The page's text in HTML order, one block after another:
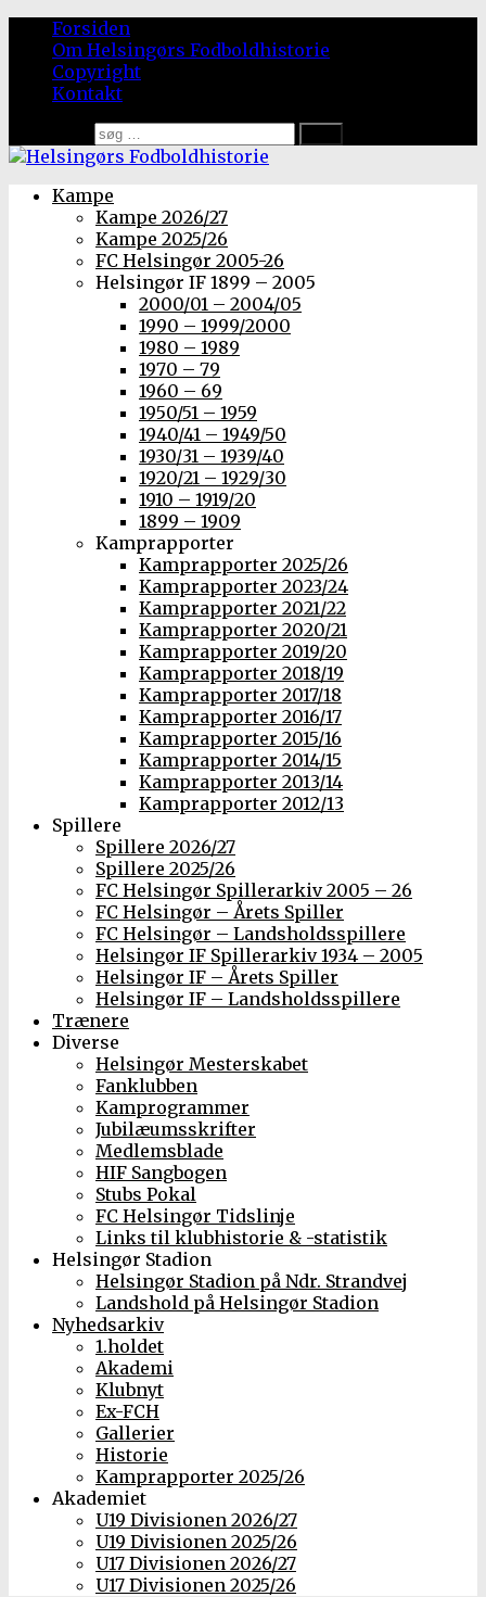
Forsiden
Om Helsingørs Fodboldhistorie
Copyright
Kontakt
Kampe
Kampe 2026/27
Kampe 2025/26
FC Helsingør 2005-26
Helsingør IF 1899 – 2005
2000/01 – 2004/05
1990 – 1999/2000
1980 – 1989
1970 – 79
1960 – 69
1950/51 – 1959
1940/41 – 1949/50
1930/31 – 1939/40
1920/21 – 1929/30
1910 – 1919/20
1899 – 1909
Kamprapporter
Kamprapporter 2025/26
Kamprapporter 2023/24
Kamprapporter 2021/22
Kamprapporter 2020/21
Kamprapporter 2019/20
Kamprapporter 2018/19
Kamprapporter 2017/18
Kamprapporter 2016/17
Kamprapporter 2015/16
Kamprapporter 2014/15
Kamprapporter 2013/14
Kamprapporter 2012/13
Spillere
Spillere 2026/27
Spillere 2025/26
FC Helsingør Spillerarkiv 2005 – 26
FC Helsingør – Årets Spiller
FC Helsingør – Landsholdsspillere
Helsingør IF Spillerarkiv 1934 – 2005
Helsingør IF – Årets Spiller
Helsingør IF – Landsholdsspillere
Trænere
Diverse
Helsingør Mesterskabet
Fanklubben
Kamprogrammer
Jubilæumsskrifter
Medlemsblade
HIF Sangbogen
Stubs Pokal
FC Helsingør Tidslinje
Links til klubhistorie & -statistik
Helsingør Stadion
Helsingør Stadion på Ndr. Strandvej
Landshold på Helsingør Stadion
Nyhedsarkiv
1.holdet
Akademi
Klubnyt
Ex-FCH
Gallerier
Historie
Kamprapporter 2025/26
Akademiet
U19 Divisionen 2026/27
U19 Divisionen 2025/26
U17 Divisionen 2026/27
U17 Divisionen 2025/26